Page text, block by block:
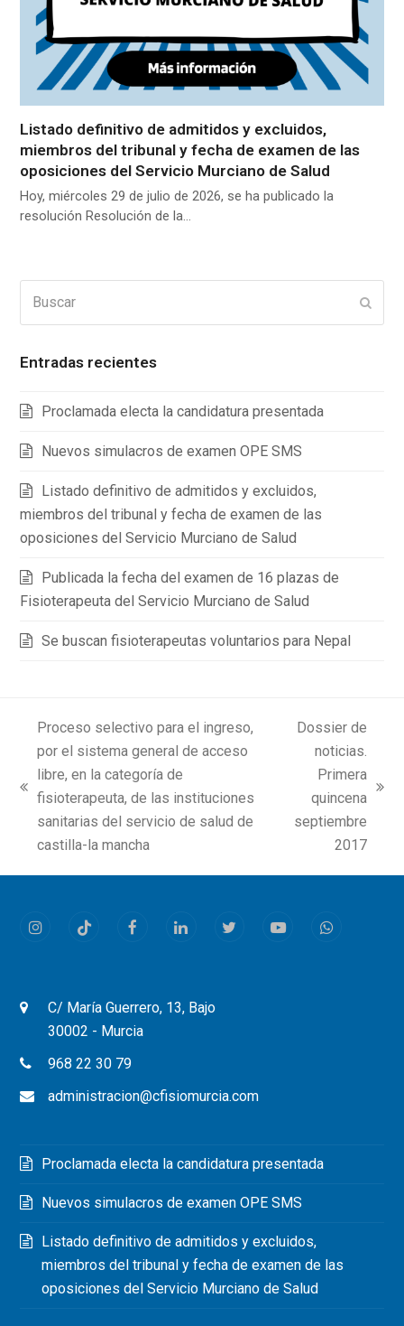
Listado definitivo de admitidos y excluidos,
miembros del tribunal y fecha de examen de las
oposiciones del Servicio Murciano de Salud
Hoy, miércoles 29 de julio de 2026, se ha publicado la
resolución Resolución de la…
Entradas recientes
Proclamada electa la candidatura presentada
Nuevos simulacros de examen OPE SMS
Listado definitivo de admitidos y excluidos,
miembros del tribunal y fecha de examen de las
oposiciones del Servicio Murciano de Salud
Publicada la fecha del examen de 16 plazas de
Fisioterapeuta del Servicio Murciano de Salud
Se buscan fisioterapeutas voluntarios para Nepal
previous
post:
Proceso selectivo para el ingreso,
por el sistema general de acceso
libre, en la categoría de
fisioterapeuta, de las instituciones
sanitarias del servicio de salud de
castilla-la mancha
next
post:
Dossier de
noticias.
Primera
quincena
septiembre
2017
InstagramTiktok FacebookLinkedInTwitterYoutubeWhatsapp
C/ María Guerrero, 13, Bajo
30002 - Murcia
968 22 30 79
administracion@cfisiomurcia.com
Proclamada electa la candidatura presentada
Nuevos simulacros de examen OPE SMS
Listado definitivo de admitidos y excluidos,
miembros del tribunal y fecha de examen de las
oposiciones del Servicio Murciano de Salud